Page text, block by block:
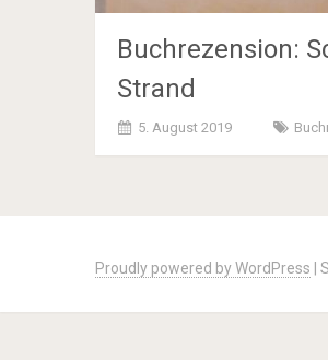
Buchrezension:
Strand
5. August 2019
navigation
Proudly powered by WordPress